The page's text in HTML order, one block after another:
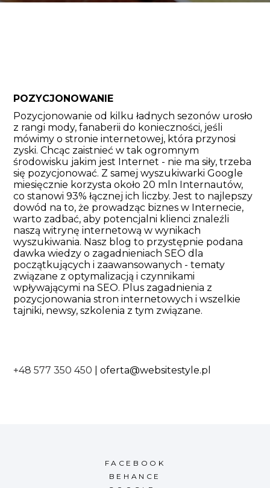
POZYCJONOWANIE
Pozycjonowanie od kilku ładnych sezonów urosło
z rangi mody, fanaberii do konieczności, jeśli
mówimy o stronie internetowej, która przynosi
zyski. Chcąc zaistnieć w tak ogromnym
środowisku jakim jest Internet - nie ma siły, trzeba
się pozycjonować. Z samej wyszukiwarki Google
miesięcznie korzysta około 20 mln Internautów,
co stanowi 93% łącznej ich liczby. Jest to najlepszy
dowód na to, że prowadząc biznes w Internecie,
warto zadbać, aby potencjalni klienci znaleźli
naszą witrynę internetową w wynikach
wyszukiwania. Nasz blog to przystępnie podana
dawka wiedzy o zagadnieniach SEO dla
początkujących i zaawansowanych - tematy
związane z optymalizacją i czynnikami
wpływającymi na SEO. Plus zagadnienia z
pozycjonowania stron internetowych i wszelkie
tajniki, newsy, szkolenia z tym związane.
+48 577 350 450 |oferta@websitestyle.pl
FACEBOOK
BEHANCE